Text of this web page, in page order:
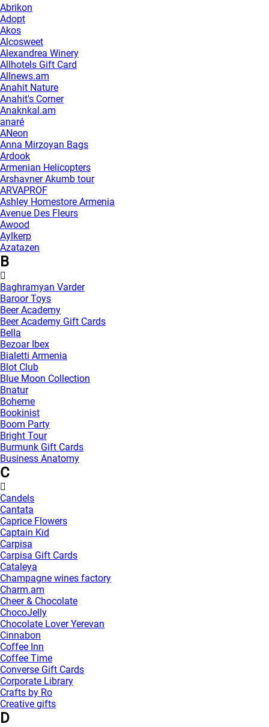
Abrikon
Adopt
Akos
Alcosweet
Alexandrea Winery
Allhotels Gift Card
Allnews.am
Anahit Nature
Anahit's Corner
Anaknkal.am
anaré
ANeon
Anna Mirzoyan Bags
Ardook
Armenian Helicopters
Arshavner Akumb tour
ARVAPROF
Ashley Homestore Armenia
Avenue Des Fleurs
Awood
Aylkerp
Azatazen
B
Baghramyan Varder
Baroor Toys
Beer Academy
Beer Academy Gift Cards
Bella
Bezoar Ibex
Bialetti Armenia
Blot Club
Blue Moon Collection
Bnatur
Boheme
Bookinist
Boom Party
Bright Tour
Burmunk Gift Cards
Business Anatomy
C
Candels
Cantata
Caprice Flowers
Captain Kid
Carpisa
Carpisa Gift Cards
Cataleya
Champagne wines factory
Charm.am
Cheer & Chocolate
ChocoJelly
Chocolate Lover Yerevan
Cinnabon
Coffee Inn
Coffee Time
Converse Gift Cards
Corporate Library
Crafts by Ro
Creative gifts
D